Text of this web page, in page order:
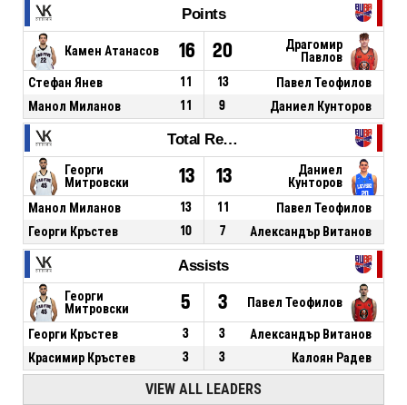
Points
Камен Атанасов 16 20
Драгомир
Павлов
Стефан Янев
11 13
Павел Теофилов
Манол Миланов
11 9 Даниел Кунторов
Total Rebounds
Георги
Митровски
13 13
Даниел
Кунторов
Манол Миланов
13 11
Павел Теофилов
Георги Кръстев
10 7 Александър Витанов
Assists
Георги
Митровски
5 3 Павел Теофилов
Георги Кръстев 3 3
Александър Витанов
Красимир Кръстев
3 3 Калоян Радев
VIEW ALL LEADERS